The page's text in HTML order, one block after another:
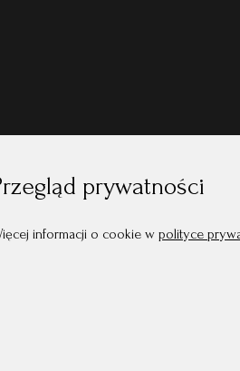
prywatności
informacji o cookie wpolityce